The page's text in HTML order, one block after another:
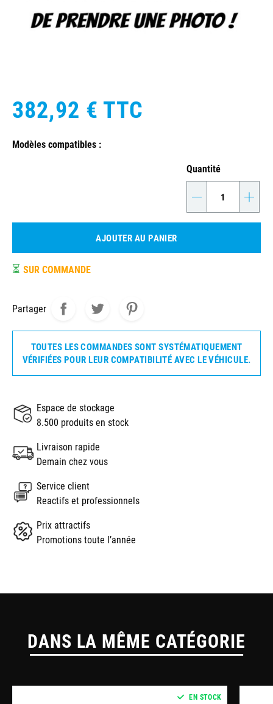
382,92 € TTC
Modèles compatibles :
Quantité
- +
AJOUTER AU PANIER
⏳ SUR COMMANDE
Partager
TOUTES LES COMMANDES SONT SYSTÉMATIQUEMENT
VÉRIFIÉES POUR LEUR COMPATIBILITÉ AVEC LE VÉHICULE.
Espace de stockage
8.500 produits en stock
Livraison rapide
Demain chez vous
Service client
Reactifs et professionnels
Prix attractifs
Promotions toute l’année
DANS LA MÊME CATÉGORIE
EN STOCK